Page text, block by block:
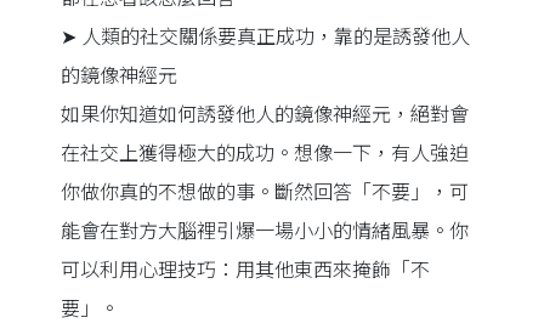
➤ 人類的社交關係要真正成功，靠的是誘發他人
的鏡像神經元
如果你知道如何誘發他人的鏡像神經元，絕對會
在社交上獲得極大的成功。想像一下，有人強迫
你做你真的不想做的事。斷然回答「不要」，可
能會在對方大腦裡引爆一場小小的情緒風暴。你
可以利用心理技巧：用其他東西來掩飾「不
要」。